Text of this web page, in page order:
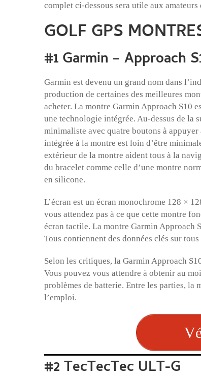
complet ci-dessous sera utile aux
GOLF GPS
#1 Garmin – Approach
Garmin est devenu un grand nom dans
production de certaines des meilleures
acheter. La montre Garmin Approach S10
une technologie intégrée. Au-dessus de la
minimaliste avec quatre boutons à
intégrée à la montre est loin d’être
extérieur de la montre aident tous à la
du bracelet comme celle d’une montre
en silicone.
L’écran est un écran monochrome 128 ×
vous attendez pas à ce que cette montre
écran tactile. La montre Garmin Approach
Tous contiennent des données clés sur
Selon les critiques, la Garmin Approach
Vous pouvez vous attendre à obtenir au
problèmes de batterie. Entre les parties, la
l’emploi.
#2 TecTecTec ULT-G